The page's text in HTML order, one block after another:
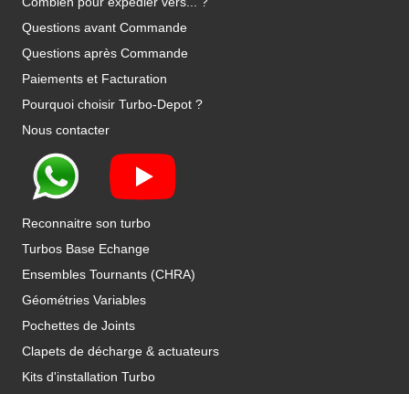
Questions avant Commande
Questions après Commande
Paiements et Facturation
Pourquoi choisir Turbo-Depot ?
Nous contacter
Reconnaitre son turbo
Turbos Base Echange
Ensembles Tournants (CHRA)
Géométries Variables
Pochettes de Joints
Clapets de décharge & actuateurs
Kits d'installation Turbo